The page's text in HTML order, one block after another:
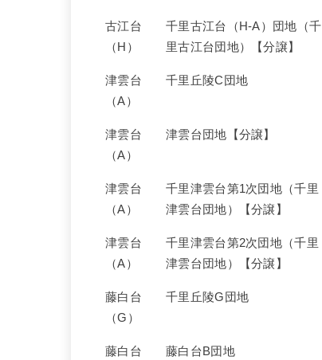
古江台
（H）
千里古江台（H-A）団地（千
里古江台団地）【分譲】
津雲台
（A）
千里丘陵C団地
津雲台
（A）
津雲台団地【分譲】
津雲台
（A）
千里津雲台第1次団地（千里
津雲台団地）【分譲】
津雲台
（A）
千里津雲台第2次団地（千里
津雲台団地）【分譲】
藤白台
（G）
千里丘陵G団地
藤白台
藤白台B団地